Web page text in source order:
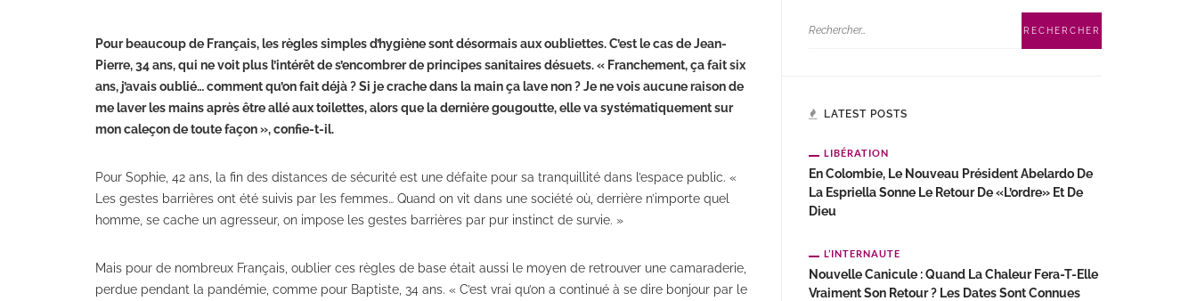
Pour beaucoup de Français, les règles simples d’hygiène sont désormais aux oubliettes. C’est le cas de Jean-
Pierre, 34 ans, qui ne voit plus l’intérêt de s’encombrer de principes sanitaires désuets. « Franchement, ça fait six
ans, j’avais oublié… comment qu’on fait déjà ? Si je crache dans la main ça lave non ? Je ne vois aucune raison de
me laver les mains après être allé aux toilettes, alors que la dernière gougoutte, elle va systématiquement sur
mon caleçon de toute façon », confie-t-il.
Pour Sophie, 42 ans, la fin des distances de sécurité est une défaite pour sa tranquillité dans l’espace public. «
Les gestes barrières ont été suivis par les femmes… Quand on vit dans une société où, derrière n’importe quel
homme, se cache un agresseur, on impose les gestes barrières par pur instinct de survie. »
Mais pour de nombreux Français, oublier ces règles de base était aussi le moyen de retrouver une camaraderie,
perdue pendant la pandémie, comme pour Baptiste, 34 ans. « C’est vrai qu’on a continué à se dire bonjour par le
LATEST POSTS
LIBÉRATION
En Colombie, Le Nouveau Président Abelardo De
La Espriella Sonne Le Retour De «l’ordre» Et De
Dieu
L’INTERNAUTE
Nouvelle Canicule : Quand La Chaleur Fera-T-Elle
Vraiment Son Retour ? Les Dates Sont Connues